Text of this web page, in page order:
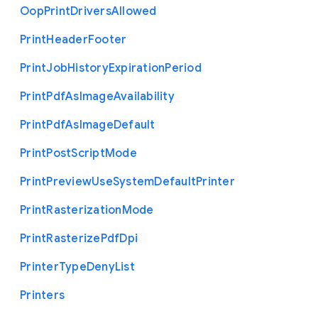
OopPrintDriversAllowed
PrintHeaderFooter
PrintJobHistoryExpirationPeriod
PrintPdfAsImageAvailability
PrintPdfAsImageDefault
PrintPostScriptMode
PrintPreviewUseSystemDefaultPrinter
PrintRasterizationMode
PrintRasterizePdfDpi
PrinterTypeDenyList
Printers